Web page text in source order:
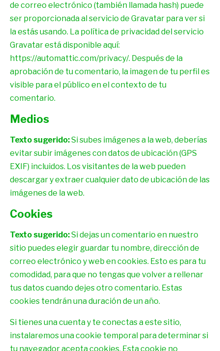
de correo electrónico (también llamada hash) puede
ser proporcionada al servicio de Gravatar para ver si
la estás usando. La política de privacidad del servicio
Gravatar está disponible aquí:
https://automattic.com/privacy/. Después de la
aprobación de tu comentario, la imagen de tu perfil es
visible para el público en el contexto de tu
comentario.
Medios
Texto sugerido:Si subes imágenes a la web, deberías
evitar subir imágenes con datos de ubicación (GPS
EXIF) incluidos. Los visitantes de la web pueden
descargar y extraer cualquier dato de ubicación de las
imágenes de la web.
Cookies
Texto sugerido:Si dejas un comentario en nuestro
sitio puedes elegir guardar tu nombre, dirección de
correo electrónico y web en cookies. Esto es para tu
comodidad, para que no tengas que volver a rellenar
tus datos cuando dejes otro comentario. Estas
cookies tendrán una duración de un año.
Si tienes una cuenta y te conectas a este sitio,
instalaremos una cookie temporal para determinar si
tu navegador acepta cookies. Esta cookie no